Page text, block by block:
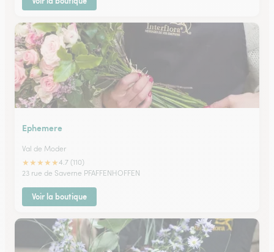
Ephemere
Val de Moder
★★★★★4.7 (110)
23 rue de Saverne PFAFFENHOFFEN
Voir la boutique